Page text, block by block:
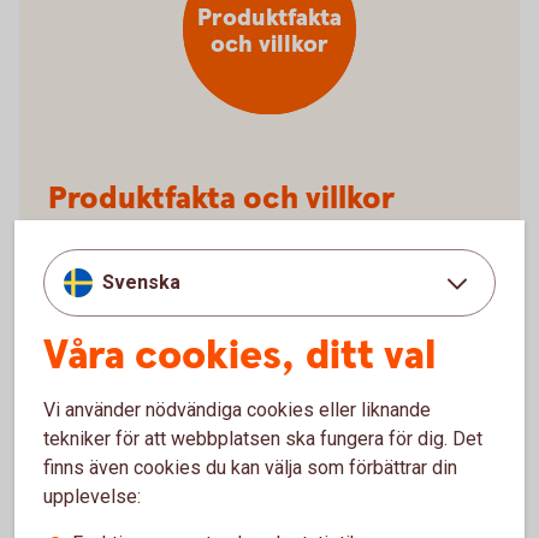
Produktfakta
och villkor
Produktfakta och villkor
Förköpsinformation Trygga sjukförsäkring
kort (pdf)
Svenska
Våra cookies, ditt val
Vi använder nödvändiga cookies eller liknande
tekniker för att webbplatsen ska fungera för dig. Det
finns även cookies du kan välja som förbättrar din
upplevelse: